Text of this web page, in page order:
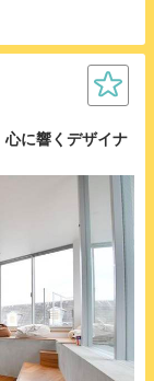
心に響くデザイナ